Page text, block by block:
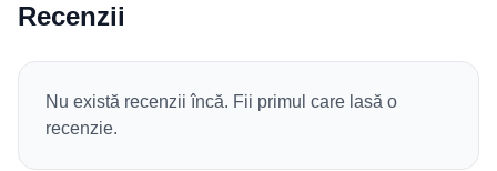
Recenzii
Nu există recenzii încă. Fii primul care lasă o
recenzie.